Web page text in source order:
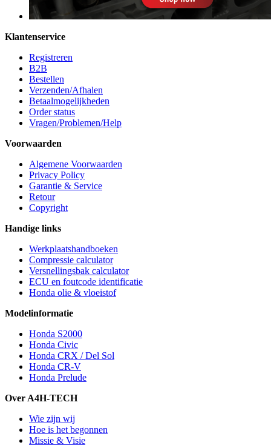
Klantenservice
Registreren
B2B
Bestellen
Verzenden/Afhalen
Betaalmogelijkheden
Order status
Vragen/Problemen/Help
Voorwaarden
Algemene Voorwaarden
Privacy Policy
Garantie & Service
Retour
Copyright
Handige links
Werkplaatshandboeken
Compressie calculator
Versnellingsbak calculator
ECU en foutcode identificatie
Honda olie & vloeistof
Modelinformatie
Honda S2000
Honda Civic
Honda CRX / Del Sol
Honda CR-V
Honda Prelude
Over A4H-TECH
Wie zijn wij
Hoe is het begonnen
Missie & Visie